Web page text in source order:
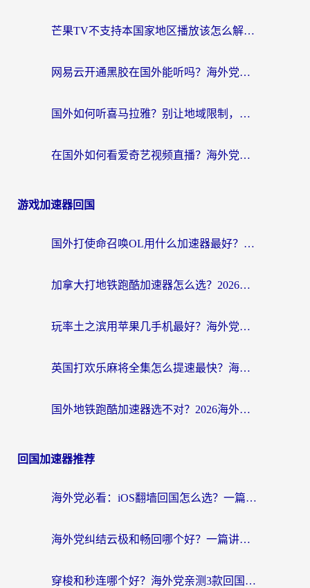
芒果TV不支持本国家地区播放该怎么解决？海外党追剧看片的终极指南
网易云开通黑胶在国外能听吗？海外党亲测有效的回国听音乐方案
国外如何听喜马拉雅？别让地域限制，断了你的中文声音陪伴
在国外如何看爱奇艺视频直播？海外党亲测有效的回国加速器指南
游戏加速器回国
国外打使命召唤OL用什么加速器最好？海外玩家国服畅玩全攻略（附小众游戏加速技巧）
加拿大打地铁跑酷加速器怎么选？2026海外玩家实测指南（附王国纪元保卫萝卜3加速技巧）
玩率土之滨用苹果几手机最好？海外党必看的国服游戏加速+设备选择指南
英国打欢乐麻将全集怎么提速最快？海外党亲测有效的国服游戏加速指南
国外地铁跑酷加速器选不对？2026海外玩家必看的国服游戏加速全攻略
回国加速器推荐
海外党必看：iOS翻墙回国怎么选？一篇搞定无缝访问国内资源
海外党纠结云极和畅回哪个好？一篇讲透回国加速器怎么选（附避坑指南）
穿梭和秒连哪个好？海外党亲测3款回国加速器，教你在国外正常浏览国内网站